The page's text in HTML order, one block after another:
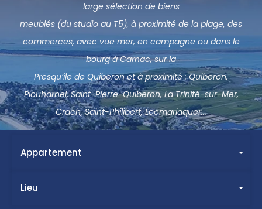
large sélection de biens
meublés (du studio au T5), à proximité de la plage, des
commerces, avec vue mer, en campagne ou dans le
bourg à Carnac, sur la
Presqu’île de Quiberon et à proximité : Quiberon,
Plouharnel, Saint-Pierre-Quiberon, La Trinité-sur-Mer,
Crach, Saint-Philibert, Locmariaquer...
Appartement
Lieu